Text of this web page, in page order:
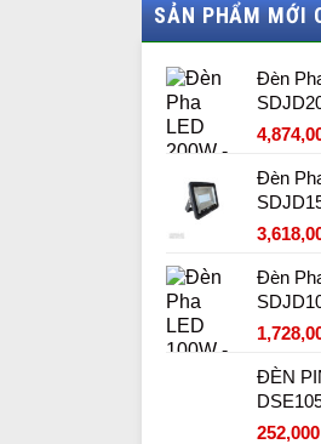
SẢN PHẨM MỚI
Đèn
Đèn
Đèn
ĐÈN
252,000